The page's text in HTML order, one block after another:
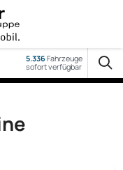
5.336Fahrzeuge
sofort verfügbar